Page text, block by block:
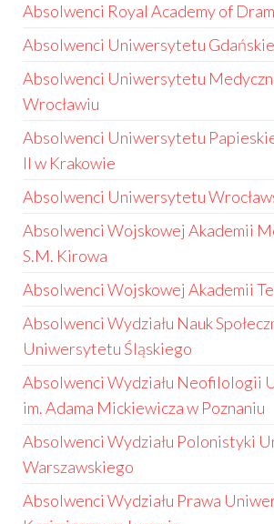
Absolwenci Royal Academy of
Absolwenci Uniwersytetu
Absolwenci Uniwersytetu
Wrocławiu
Absolwenci Uniwersytetu
II w Krakowie
Absolwenci Uniwersytetu
Absolwenci Wojskowej Akademii
S.M. Kirowa
Absolwenci Wojskowej Akademii
Absolwenci Wydziału Nauk
Uniwersytetu Śląskiego
Absolwenci Wydziału Neofilologii
im. Adama Mickiewicza w Poznaniu
Absolwenci Wydziału Polonistyki
Warszawskiego
Absolwenci Wydziału Prawa